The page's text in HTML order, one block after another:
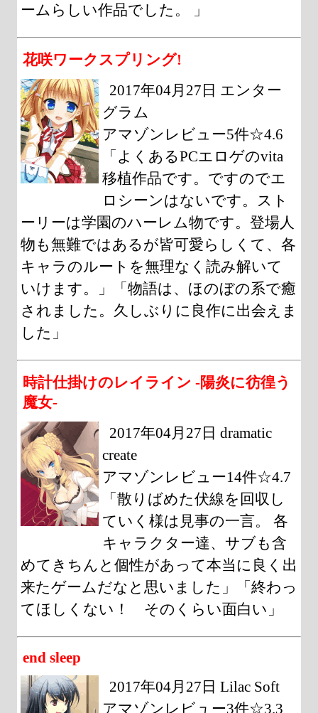
ームらしい作品でした。 」
花咲ワークスプリング!
2017年04月27日 エンター
グラム
アマゾンレビュー5件☆4.6
「よくあるPCエロゲのvita
移植作品です。ですのでエ
ロシーンはないです。スト
ーリーは学園のハーレム物です。登場人
物も無難ではあるが皆可愛らしくて、各
キャラのルートを無理なく読み解いて
いけます。」「物語は、ほのぼの系で癒
されました。久しぶりに良作に出会えま
した」
時計仕掛けのレイライン -陽炎に彷徨う
魔女-
2017年04月27日 dramatic
create
アマゾンレビュー14件☆4.7
「散りばめた伏線を回収し
ていく様は見事の一言。 各
キャラクター達、サブも含
めてきちんと個性があって本当に良く出
来たゲームだなと思いました」「終わっ
てほしくない！ そのくらい面白い」
end sleep
2017年04月27日 Lilac Soft
アマゾンレビュー3件☆3.3